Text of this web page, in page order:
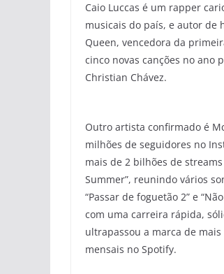
Caio Luccas é um rapper
musicais do país, e autor de
Queen, vencedora da
cinco novas canções no ano
Christian Chávez.
Outro artista confirmado é
milhões de seguidores no
mais de 2 bilhões de
Summer”, reunindo vários
“Passar de foguetão 2” e
com uma carreira rápida,
ultrapassou a marca de
mensais no Spotify.